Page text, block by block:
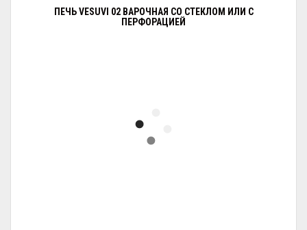
ПЕЧЬ VESUVI 02 ВАРОЧНАЯ СО СТЕКЛОМ ИЛИ С
ПЕРФОРАЦИЕЙ